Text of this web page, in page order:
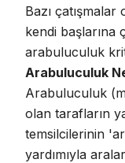
Bazı
kendi başlarına
arabuluculuk
Arabuluculuk
Arabuluculuk
olan tarafların
temsilcilerinin
yardımıyla